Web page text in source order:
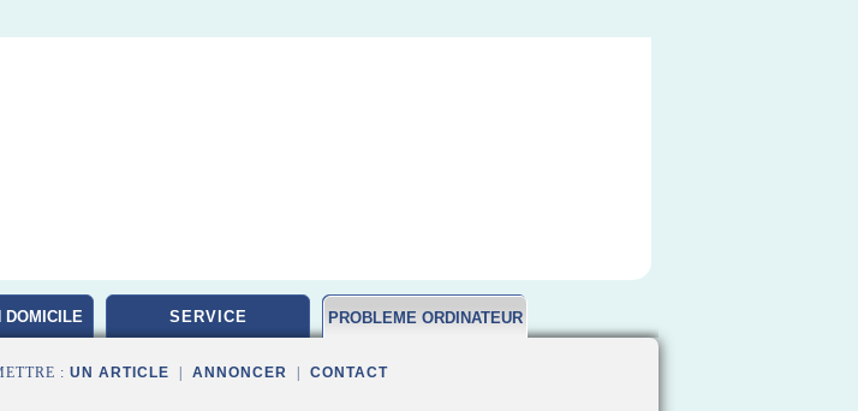
DOMICILE SERVICE PROBLEME ORDINATEUR
: UN ARTICLE ANNONCER CONTACT